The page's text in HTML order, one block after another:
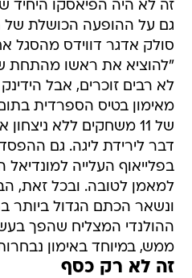
זה לא היה הפיאסקו היחיד
סולק אדגר דווידס מהסגל
"להוציא את ראשו מהתחת
מאימון בטיס הספרדית
של 11 משחקים ללא
דבר לירידת ליגה. גם
בפלייאוף העלייה למונדיאל
למאמן לטובה. ובכל זאת,
ונשאר הכתם הגדול ביותר
ההולנדי המצליח שהפך
ממש, במיוחד באימון
זה לא רק כסף